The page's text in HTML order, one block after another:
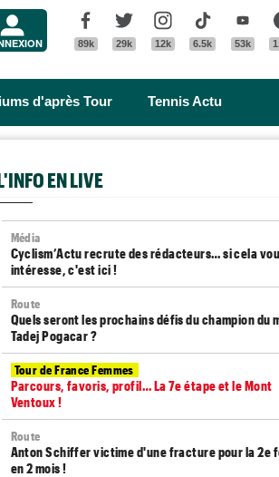
Facebook
89k
Twitter
29k
Instagram
12k
Tik Tok
6.5k 53k
d'après Tour Tennis Actu
EN LIVE
Média
Cyclism’Actu recrute des rédacteurs… si cela
intéresse, c'est ici !
Route
Quels seront les prochains défis du champion du
Tadej Pogacar ?
Tour de France Femmes
Parcours, favoris, profil… La 7e étape et le Mont
Ventoux !
Route
Anton Schiffer victime d'une fracture pour la 2e
en 2 mois !